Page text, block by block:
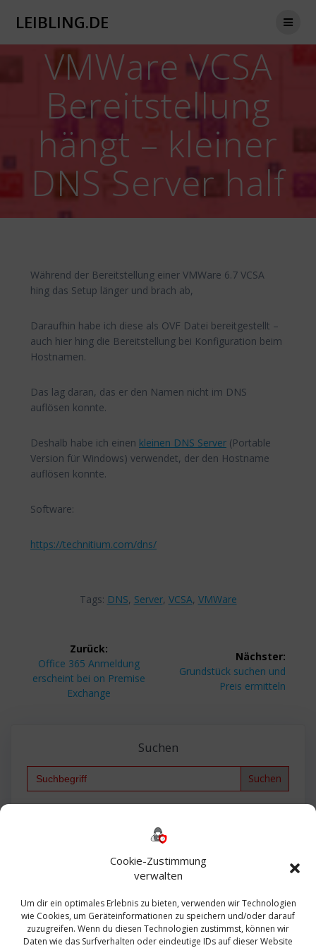
Cookie-Zustimmung
verwalten
Um dir ein optimales Erlebnis zu bieten, verwenden wir Technologien
wie Cookies, um Geräteinformationen zu speichern und/oder darauf
zuzugreifen. Wenn du diesen Technologien zustimmst, können wir
Daten wie das Surfverhalten oder eindeutige IDs auf dieser Website
LEIBLING.DE
VMWare VCSA
Bereitstellung
hängt – kleiner
DNS Server half
Während der Bereitstellung einer VMWare 6.7 VCSA
hing das Setup länger und brach ab,
Daraufhin habe ich diese als OVF Datei bereitgestellt –
auch hier hing die Bereitstellung bei Konfiguration beim
Hostnamen.
Das lag daran, das er den Namen nicht im DNS
auflösen konnte.
Deshalb habe ich einen kleinen DNS Server (Portable
Version für Windows) verwendet, der den Hostname
auflösen konnte.
Software:
https://technitium.com/dns/
Tags: DNS, Server, VCSA, VMWare
Beitragsnavigation
Zurück:
Vorheriger
Beitrag:
Office 365 Anmeldung
erscheint bei on Premise
Exchange
Nächster:
Nächster
Grundstück suchen und
Preis ermitteln
Suchen
Search
Bautagebuch
Exchange firewall Fritzbox
Microsoft
Sanierung SBS Security Server Sicherheit
Sicherung SIEM Sophos SSL Ubuntu
Update Upgrade UTM VCenter VCSA Veeam